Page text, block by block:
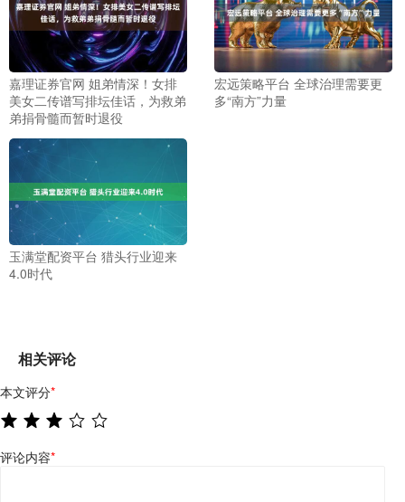
嘉理证券官网 姐弟情深！女排
美女二传谱写排坛佳话，为救弟
弟捐骨髓而暂时退役
宏远策略平台 全球治理需要更
多“南方”力量
玉满堂配资平台 猎头行业迎来
4.0时代
相关评论
本文评分*
评论内容*